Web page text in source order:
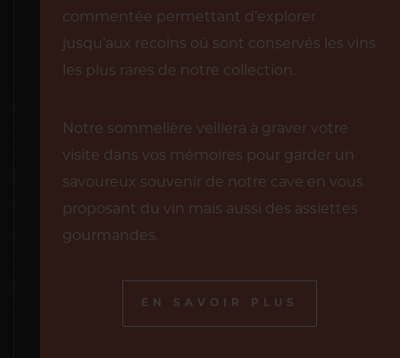
commentée permettant d’explorer
jusqu’aux recoins où sont conservés les vins
les plus rares de notre collection.
Notre sommelière veillera à graver votre
visite dans vos mémoires pour garder un
savoureux souvenir de notre cave en vous
proposant du vin mais aussi des assiettes
gourmandes.
EN SAVOIR PLUS